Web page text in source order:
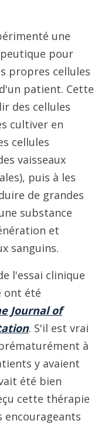
une
pour
propres cellules
patient. Cette
des cellules
cultiver en
cellules
vaisseaux
puis à les
de grandes
substance
et
sanguins.
l'essai clinique
ont été
Journal of
. S'il est vrai
à
y avaient
été bien
cette thérapie
encourageants